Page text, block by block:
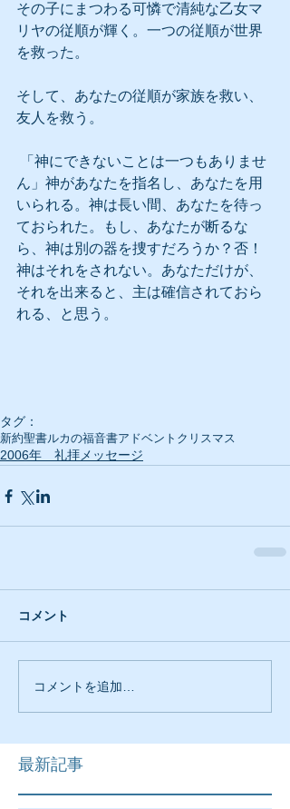
その子にまつわる可憐で清純な乙女マ
リヤの従順が輝く。一つの従順が世界
を救った。
そして、あなたの従順が家族を救い、
友人を救う。
ん」神があなたを指名し、あなたを用
いられる。神は長い間、あなたを待っ
ておられた。もし、あなたが断るな
ら、神は別の器を捜すだろうか？否！
神はそれをされない。あなただけが、
それを出来ると、主は確信されておら
れる、と思う。
タグ：
新約聖書ルカの福音書アドベント クリスマス
2006年 礼拝メッセージ
コメント
コメントを追加…
最新記事